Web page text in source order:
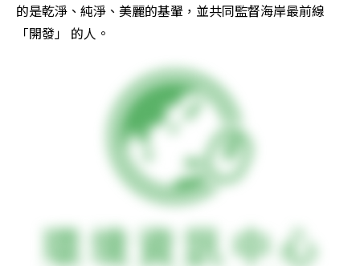
的是乾淨、純淨、美麗的基翬，並共同監督海岸最前線
「開發」 的人。